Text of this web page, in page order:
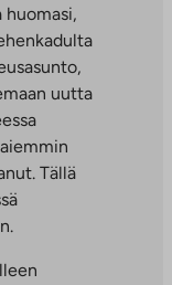
uutta
Tällä